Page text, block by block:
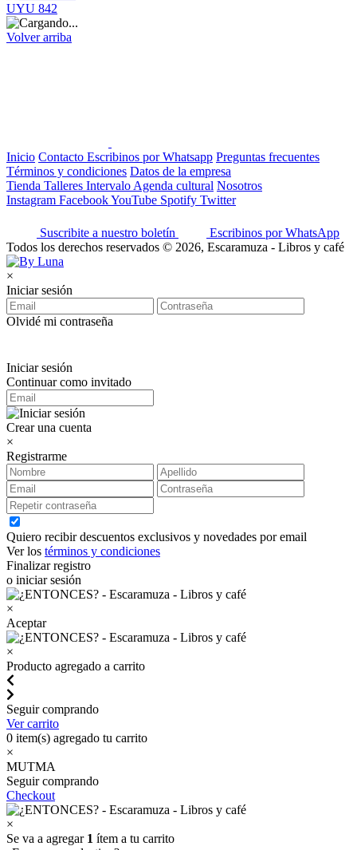
UYU 842
Volver arriba
Inicio Contacto Escribinos por Whatsapp Preguntas frecuentes
Términos y condiciones Datos de la empresa
Tienda Talleres Intervalo Agenda cultural Nosotros
Instagram FacebookYouTube Spotify Twitter
Suscribite a nuestro boletín
Escribinos por WhatsApp
Todos los derechos reservados © 2026, Escaramuza - Libros y café
×
Iniciar sesión
Olvidé mi contraseña
Iniciar sesión
Continuar como invitado
Crear una cuenta
×
Registrarme
Quiero recibir descuentos exclusivos y novedades por email
Ver los términos y condiciones
Finalizar registro
o iniciar sesión
×
Aceptar
×
Producto agregado a carrito
Seguir comprando
Ver carrito
0 item(s) agregado tu carrito
×
MUTMA
Seguir comprando
Checkout
×
Se va a agregar 1 ítem a tu carrito